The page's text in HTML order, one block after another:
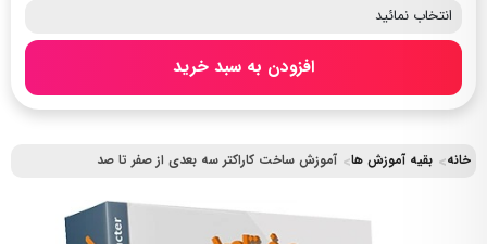
خانه بقیه آموزش ها آموزش ساخت کاراکتر سه بعدی از صفر تا صد
افزودن به سبد خرید